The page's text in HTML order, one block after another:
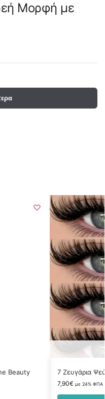
Μορφή με
Beauty
7 Ζευγάρια
7,90€ με 24% ΦΠΑ